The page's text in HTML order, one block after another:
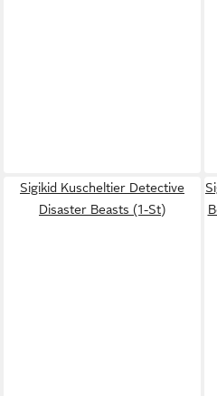
Sigikid Kuscheltier Detective
Disaster Beasts (1-St)